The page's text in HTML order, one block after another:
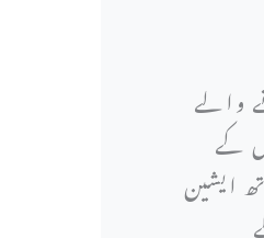
والے
کے
ایشین